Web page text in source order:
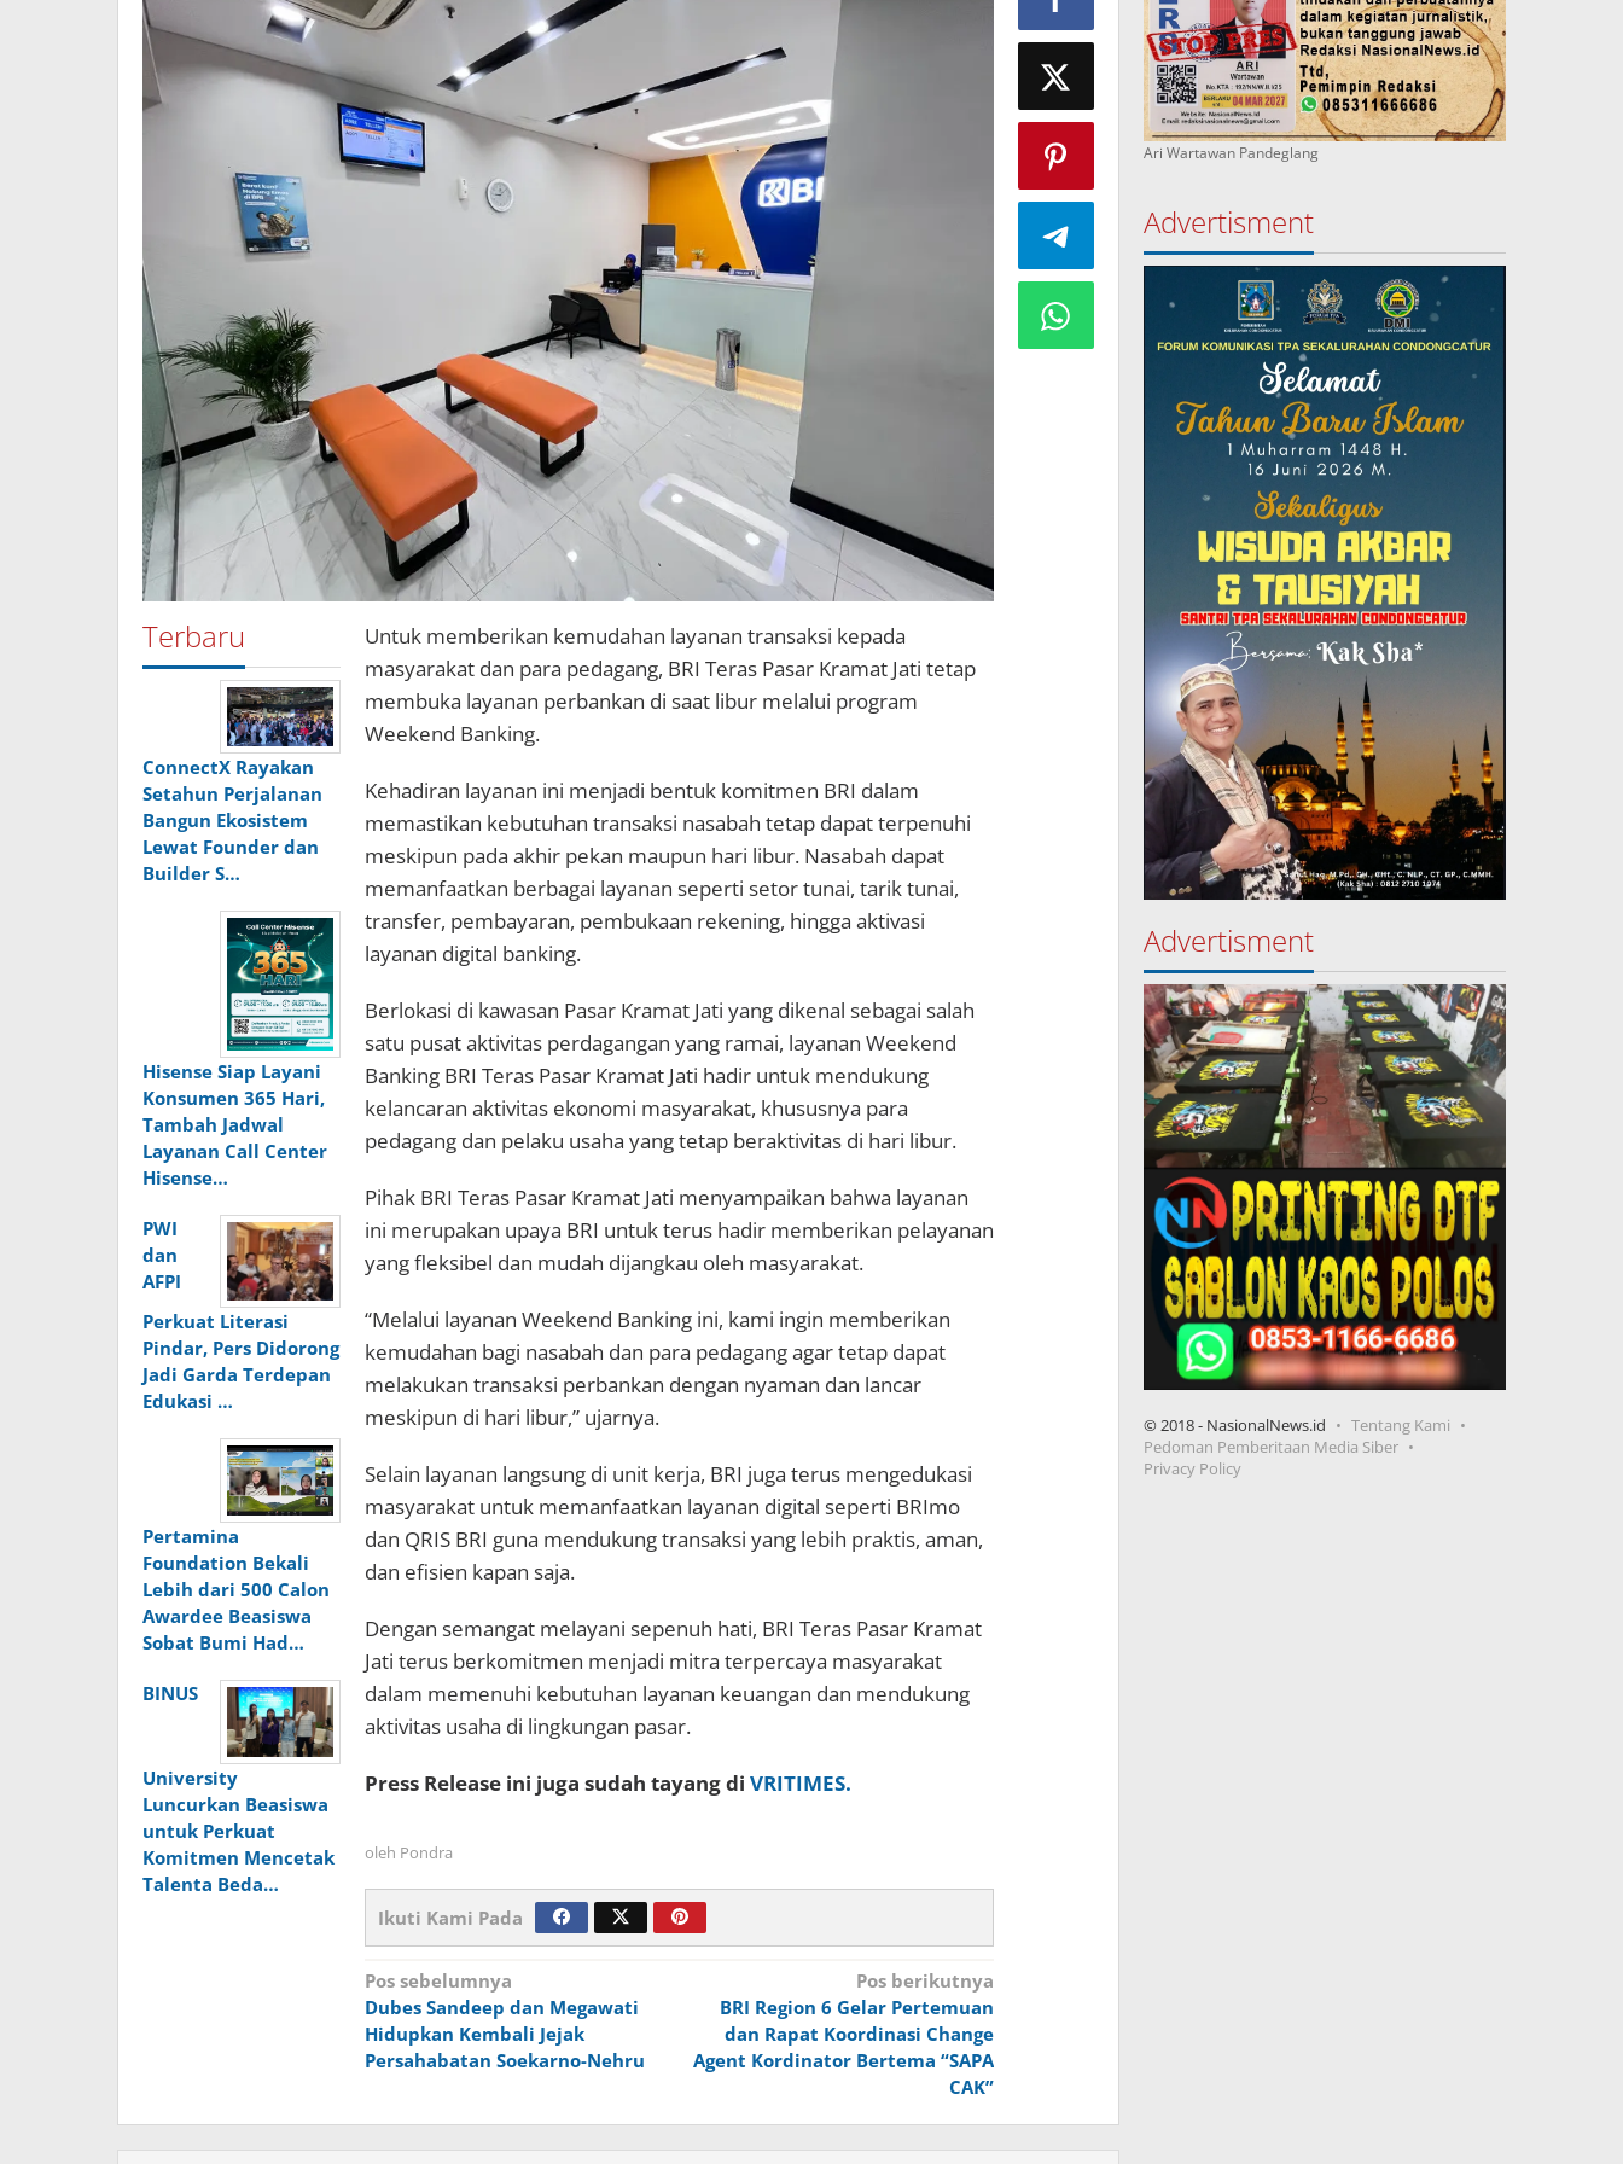
Terbaru
ConnectX Rayakan
Setahun Perjalanan
Bangun Ekosistem
Lewat Founder dan
Builder S…
Hisense Siap Layani
Konsumen 365 Hari,
Tambah Jadwal
Layanan Call Center
Hisense…
PWI
dan
AFPI
Perkuat Literasi
Pindar, Pers Didorong
Jadi Garda Terdepan
Edukasi …
Pertamina
Foundation Bekali
Lebih dari 500 Calon
Awardee Beasiswa
Sobat Bumi Had…
BINUS
University
Luncurkan Beasiswa
untuk Perkuat
Komitmen Mencetak
Talenta Beda…
Untuk memberikan kemudahan layanan transaksi kepada
masyarakat dan para pedagang, BRI Teras Pasar Kramat Jati tetap
membuka layanan perbankan di saat libur melalui program
Weekend Banking.
Kehadiran layanan ini menjadi bentuk komitmen BRI dalam
memastikan kebutuhan transaksi nasabah tetap dapat terpenuhi
meskipun pada akhir pekan maupun hari libur. Nasabah dapat
memanfaatkan berbagai layanan seperti setor tunai, tarik tunai,
transfer, pembayaran, pembukaan rekening, hingga aktivasi
layanan digital banking.
Berlokasi di kawasan Pasar Kramat Jati yang dikenal sebagai salah
satu pusat aktivitas perdagangan yang ramai, layanan Weekend
Banking BRI Teras Pasar Kramat Jati hadir untuk mendukung
kelancaran aktivitas ekonomi masyarakat, khususnya para
pedagang dan pelaku usaha yang tetap beraktivitas di hari libur.
Pihak BRI Teras Pasar Kramat Jati menyampaikan bahwa layanan
ini merupakan upaya BRI untuk terus hadir memberikan pelayanan
yang fleksibel dan mudah dijangkau oleh masyarakat.
“Melalui layanan Weekend Banking ini, kami ingin memberikan
kemudahan bagi nasabah dan para pedagang agar tetap dapat
melakukan transaksi perbankan dengan nyaman dan lancar
meskipun di hari libur,” ujarnya.
Selain layanan langsung di unit kerja, BRI juga terus mengedukasi
masyarakat untuk memanfaatkan layanan digital seperti BRImo
dan QRIS BRI guna mendukung transaksi yang lebih praktis, aman,
dan efisien kapan saja.
Dengan semangat melayani sepenuh hati, BRI Teras Pasar Kramat
Jati terus berkomitmen menjadi mitra terpercaya masyarakat
dalam memenuhi kebutuhan layanan keuangan dan mendukung
aktivitas usaha di lingkungan pasar.
Press Release ini juga sudah tayang di VRITIMES.
oleh Pondra
Ikuti Kami Pada
Navigasi
pos
Pos sebelumnya
Dubes Sandeep dan Megawati
Hidupkan Kembali Jejak
Persahabatan Soekarno-Nehru
Pos berikutnya
BRI Region 6 Gelar Pertemuan
dan Rapat Koordinasi Change
Agent Kordinator Bertema “SAPA
CAK”
Ari Wartawan Pandeglang
Advertisment
Advertisment
© 2018 - NasionalNews.id
Tentang Kami
Pedoman Pemberitaan Media Siber
Privacy Policy